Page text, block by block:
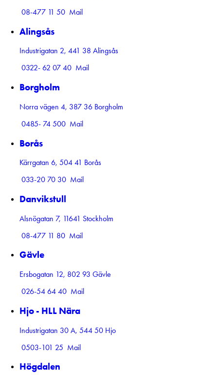
08-477 11 50 Mail
Alingsås
Industrigatan 2, 441 38 Alingsås
0322- 62 07 40 Mail
Borgholm
Norra vägen 4, 387 36 Borgholm
0485- 74 500 Mail
Borås
Kärrgatan 6, 504 41 Borås
033-20 70 30 Mail
Danvikstull
Alsnögatan 7, 11641 Stockholm
08-477 11 80 Mail
Gävle
Ersbogatan 12, 802 93 Gävle
026-54 64 40 Mail
Hjo - HLL Nära
Industrigatan 30 A, 544 50 Hjo
0503-101 25 Mail
Högdalen